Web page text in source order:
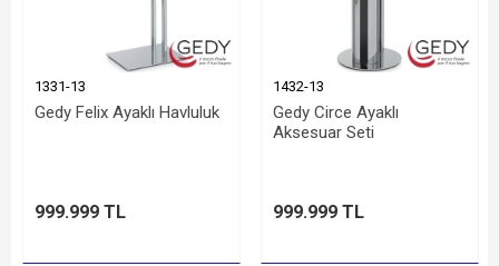
1331-13
Gedy Felix Ayaklı Havluluk
999.999 TL
1432-13
Gedy Circe Ayaklı
Aksesuar Seti
999.999 TL